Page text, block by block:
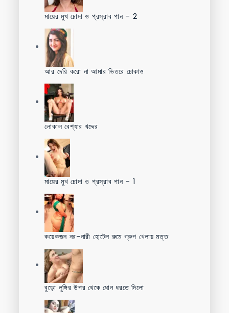
মায়ের মুখ চোদা ও প্রস্রাব পান – 2
আর দেরি করো না আমার ভিতরে ঢোকাও
লোকাল বেশ্যার খদ্দের
মায়ের মুখ চোদা ও প্রস্রাব পান – 1
কয়েকজন নর-নারী হোটেল রুমে গ্রুপ খেলায় মত্ত
বুড়ো লুঙ্গির উপর থেকে ধোন ধরতে দিলো